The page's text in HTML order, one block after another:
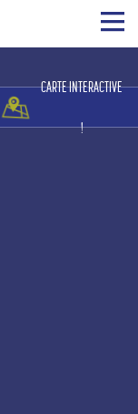
CARTE INTERACTIVE
!